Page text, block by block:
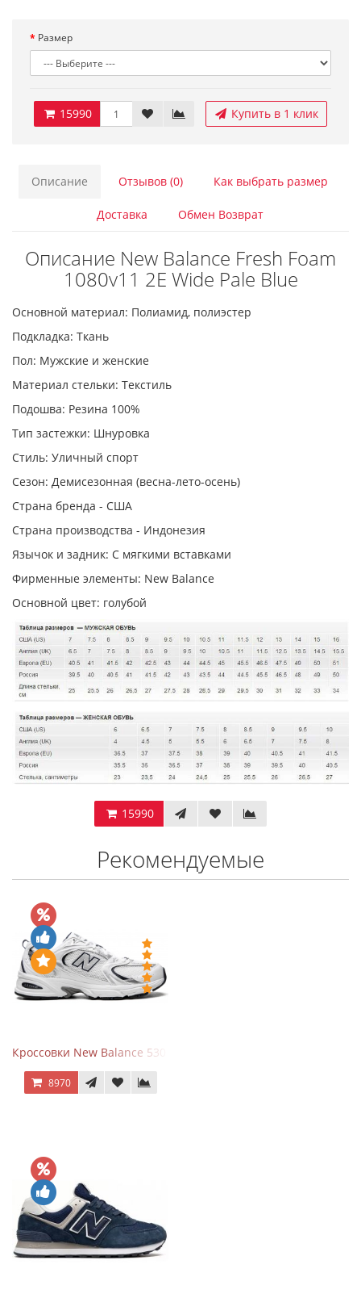
Размер
15990 Купить в 1 клик
Описание Отзывов (0) Как выбрать размер
Доставка Обмен Возврат
Описание New Balance Fresh Foam
1080v11 2E Wide Pale Blue
Основной материал: Полиамид, полиэстер
Подкладка: Ткань
Пол: Мужские и женские
Материал стельки: Текстиль
Подошва: Резина 100%
Тип застежки: Шнуровка
Стиль: Уличный спорт
Сезон: Демисезонная (весна-лето-осень)
Страна бренда - США
Страна производства - Индонезия
Язычок и задник: С мягкими вставками
Фирменные элементы: New Balance
Основной цвет: голубой
15990
Рекомендуемые
Кроссовки New Balance 530 White Silver Navy
8970